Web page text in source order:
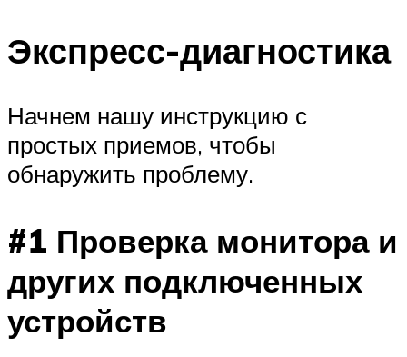
Экспресс-диагностика
Начнем нашу инструкцию с
простых приемов, чтобы
обнаружить проблему.
#1 Проверка монитора и
других подключенных
устройств